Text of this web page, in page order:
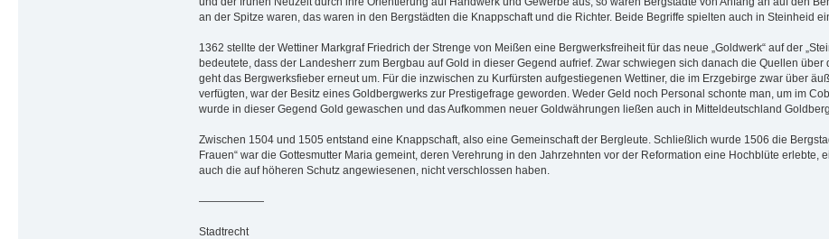
an der Spitze waren, das waren in den Bergstädten die Knappschaft und die Richter. Beide Begriffe spielten auch in Steinheid
1362 stellte der Wettiner Markgraf Friedrich der Strenge von Meißen eine Bergwerksfreiheit für das neue „Goldwerk“ auf der
bedeutete, dass der Landesherr zum Bergbau auf Gold in dieser Gegend aufrief. Zwar schwiegen sich danach die Quellen
geht das Bergwerksfieber erneut um. Für die inzwischen zu Kurfürsten aufgestiegenen Wettiner, die im Erzgebirge zwar über
verfügten, war der Besitz eines Goldbergwerks zur Prestigefrage geworden. Weder Geld noch Personal schonte man, um im
wurde in dieser Gegend Gold gewaschen und das Aufkommen neuer Goldwährungen ließen auch in Mitteldeutschland
Zwischen 1504 und 1505 entstand eine Knappschaft, also eine Gemeinschaft der Bergleute. Schließlich wurde 1506 die
Frauen“ war die Gottesmutter Maria gemeint, deren Verehrung in den Jahrzehnten vor der Reformation eine Hochblüte
auch die auf höheren Schutz angewiesenen, nicht verschlossen haben.
——————
Stadtrecht